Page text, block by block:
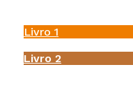
Livro 1
Livro 2